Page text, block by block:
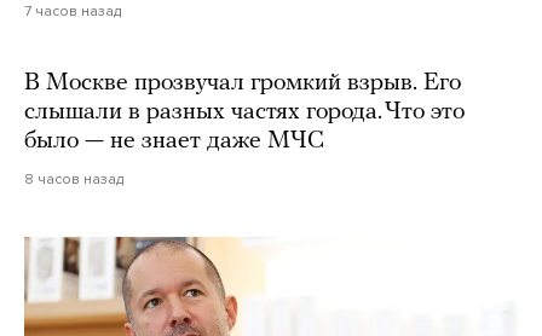
7 часов назад
В Москве прозвучал громкий взрыв. Его
слышали в разных частях города. Что это
было — не знает даже МЧС
8 часов назад